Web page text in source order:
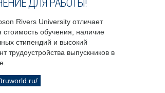
ДЛЯ РАБОТЫ!
Rivers University отличает
стоимость обучения, наличие
стипендий и высокий
трудоустройства выпускников в